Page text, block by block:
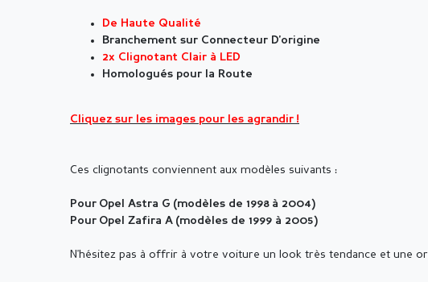
De Haute Qualité
Branchement sur Connecteur D'origine
2x Clignotant Clair à LED
Homologués pour la Route
Cliquez sur les images pour les agrandir !
Ces clignotants conviennent aux modèles suivants :
Pour Opel Astra G (modèles de 1998 à 2004)
Pour Opel Zafira A (modèles de 1999 à 2005)
N'hésitez pas à offrir à votre voiture un look très tendance et une